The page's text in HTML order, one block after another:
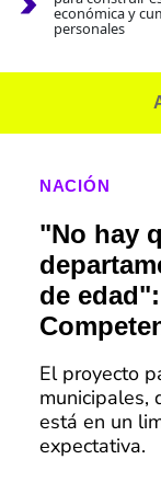
económica y
personales
NACIÓN
"No hay
de
El proyecto
municipales,
está en un
expectativa.